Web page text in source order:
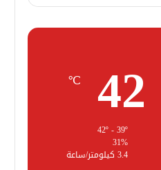
42
℃
42º - 39º
31%
3.4 كيلومتر/ساعة